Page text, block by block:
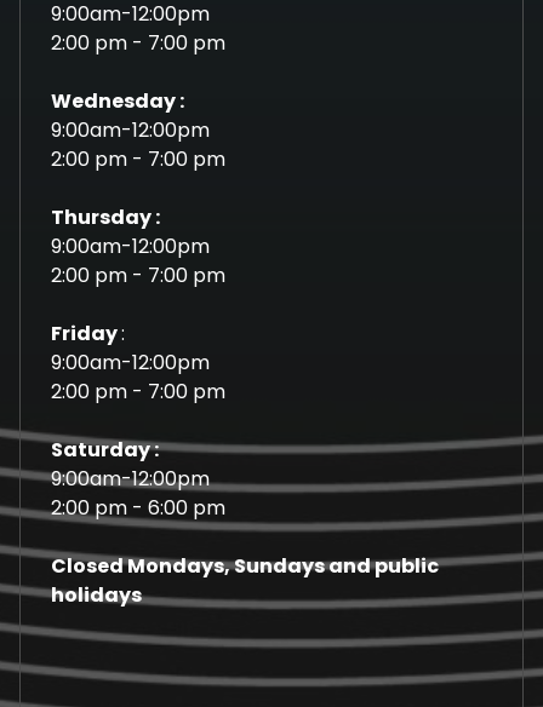
9:00am-12:00pm
2:00 pm - 7:00 pm
Wednesday :
9:00am-12:00pm
2:00 pm - 7:00 pm
Thursday :
9:00am-12:00pm
2:00 pm - 7:00 pm
Friday:
9:00am-12:00pm
2:00 pm - 7:00 pm
Saturday :
9:00am-12:00pm
2:00 pm - 6:00 pm
Closed Mondays, Sundays and public
holidays